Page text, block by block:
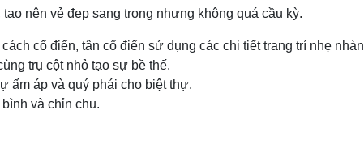
nên vẻ đẹp sang trọng nhưng không quá cầu kỳ.
cổ điển, tân cổ điển sử dụng các chi tiết trang trí nhẹ
trụ cột nhỏ tạo sự bề thế.
ấm áp và quý phái cho biệt thự.
và chỉn chu.